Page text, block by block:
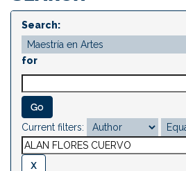
Search:
for
Current filters: